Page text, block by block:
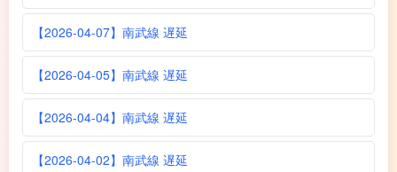
【2026-04-07】南武線 遅延
【2026-04-05】南武線 遅延
【2026-04-04】南武線 遅延
【2026-04-02】南武線 遅延